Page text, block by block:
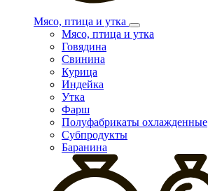
Мясо, птица и утка
Мясо, птица и утка
Говядина
Свинина
Курица
Индейка
Утка
Фарш
Полуфабрикаты охлажденные
Субпродукты
Баранина